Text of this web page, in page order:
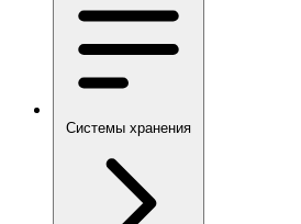
Системы хранения